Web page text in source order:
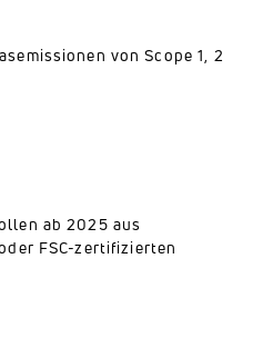
von Scope 1, 2
ab 2025 aus
FSC-zertifizierten